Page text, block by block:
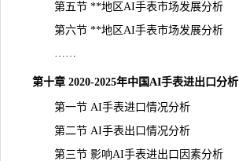
第五节 **地区AI手表市场发展分析
第六节 **地区AI手表市场发展分析
……
第十章 2020-2025年中国AI手表进出口分析
第一节 AI手表进口情况分析
第二节 AI手表出口情况分析
第三节 影响AI手表进出口因素分析